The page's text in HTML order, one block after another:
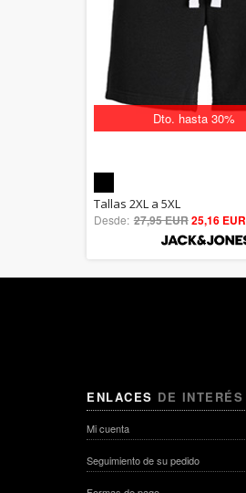
Dto. hasta 30%
5.00
out of 5
Tallas 2XL a 5XL
Desde: 27,95 EUR25,16 EUR
ENLACES DE INTERÉS
Mi cuenta
Seguimiento de su pedido